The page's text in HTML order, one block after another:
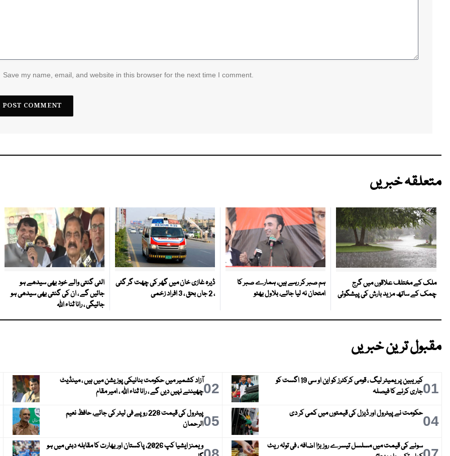
Save my name, email, and website in this browser for the next time I comment.
متعلقہ خبریں
ملک کے مختلف علاقوں میں گرج
چمک کے ساتھ مزید بارش کی پیشگوئی
ہم صبر کر رہے ہیں، ہمارے صبر کا
امتحان نہ لیا جائے، بلاول بھٹو
ڈیرہ غازی خان میں گھر کی چھت گر گئی
، 2 جاں بحق ، 3 افراد زخمی
الٹی گنتی والے خود بھی سیدھے ہو
جائیں گے ، ان کی گنتی بھی سیدھی ہو
جائیگی ، رانا ثناء اللہ
مقبول ترین خبریں
01
کیریبین پریمیئر لیگ ، قومی کرکٹرز کو این او سی 19 اگست کو
جاری کرنے کا فیصلہ
02آزاد کشمیر میں حکومت بنانیکی پوزیشن میں ہیں ، مینڈیٹ
چھیننے نہیں دیں گے ، رانا ثناء اللہ ، امیر مقام
04حکومت نے پیٹرول اور ڈیزل کی قیمتوں میں کمی کر دی 05
پیٹرول کی قیمت 228 روپے فی لیٹر کی جائے، حافظ نعیم
الرحمان
سونے کی قیمت میں مسلسل تیسرے روز بڑا اضافہ ، فی تولہ ریٹ
ویمنز ایشیا کپ 2026، پاکستان اور بھارت کا مقابلہ دبئی میں ہو